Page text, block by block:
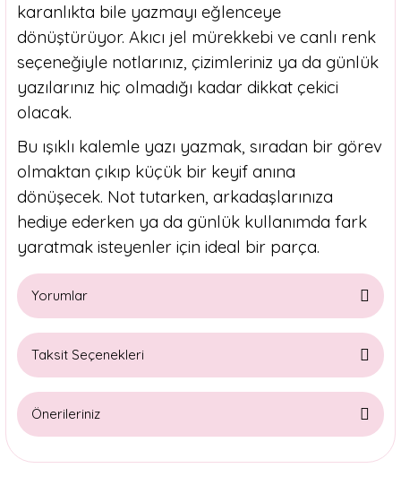
karanlıkta bile yazmayı eğlenceye
dönüştürüyor. Akıcı jel mürekkebi ve canlı renk
seçeneğiyle notlarınız, çizimleriniz ya da günlük
yazılarınız hiç olmadığı kadar dikkat çekici
olacak.
Bu ışıklı kalemle yazı yazmak, sıradan bir görev
olmaktan çıkıp küçük bir keyif anına
dönüşecek. Not tutarken, arkadaşlarınıza
hediye ederken ya da günlük kullanımda fark
yaratmak isteyenler için ideal bir parça.
Yorumlar
Taksit Seçenekleri
Önerileriniz
Bu ürünün fiyat bilgisi, resim, ürün açıklamalarında ve diğer